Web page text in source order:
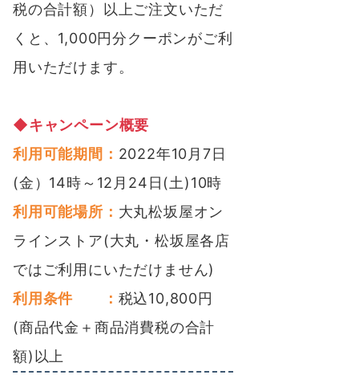
税の合計額）以上ご注文いただ
くと、1,000円分クーポンがご利
用 いただけます。
◆キャンペーン概要
利用可能期間： 2022年10月7日
(金）14時～12月24日(土)10時
利用可能場所： 大丸松坂屋オン
ラインストア(大丸・松坂屋各店
ではご利用にいただけません)
利用条件 ： 税込10,800円
(商品代金＋商品消費税の合計
額)以上